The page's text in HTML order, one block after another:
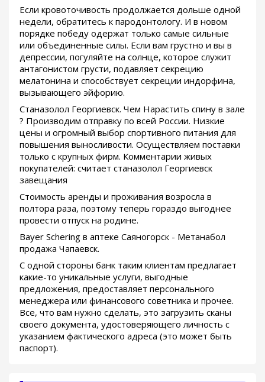
Если кровоточивость продолжается дольше одной
недели, обратитесь к пародонтологу. И в новом
порядке победу одержат только самые сильные
или объединенные силы. Если вам грустно и вы в
депрессии, погуляйте на солнце, которое служит
антагонистом грусти, подавляет секрецию
мелатонина и способствует секреции индорфина,
вызывающего эйфорию.
Станазолол Георгиевск. Чем Нарастить спину в зале
? Производим отправку по всей России. Низкие
цены и огромный выбор спортивного питания для
повышения выносливости. Осуществляем поставки
только с крупных фирм. Комментарии живых
покупателей: считает станазолол Георгиевск
завещания
Стоимость аренды и проживания возросла в
полтора раза, поэтому теперь гораздо выгоднее
провести отпуск на родине.
Bayer Schering в аптеке Саяногорск - Метанабол
продажа Чапаевск.
С одной стороны банк таким клиентам предлагает
какие-то уникальные услуги, выгодные
предложения, предоставляет персонального
менеджера или финансового советника и прочее.
Все, что вам нужно сделать, это загрузить сканы
своего документа, удостоверяющего личность с
указанием фактического адреса (это может быть
паспорт).